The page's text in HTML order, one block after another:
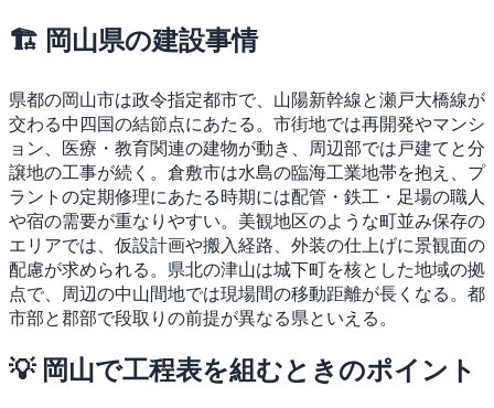
🏗 岡山県の建設事情
県都の岡山市は政令指定都市で、山陽新幹線と瀬戸大橋線が
交わる中四国の結節点にあたる。市街地では再開発やマンシ
ョン、医療・教育関連の建物が動き、周辺部では戸建てと分
譲地の工事が続く。倉敷市は水島の臨海工業地帯を抱え、プ
ラントの定期修理にあたる時期には配管・鉄工・足場の職人
や宿の需要が重なりやすい。美観地区のような町並み保存の
エリアでは、仮設計画や搬入経路、外装の仕上げに景観面の
配慮が求められる。県北の津山は城下町を核とした地域の拠
点で、周辺の中山間地では現場間の移動距離が長くなる。都
市部と郡部で段取りの前提が異なる県といえる。
💡 岡山で工程表を組むときのポイント